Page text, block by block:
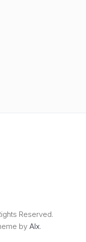
Reserved.
by Alx.